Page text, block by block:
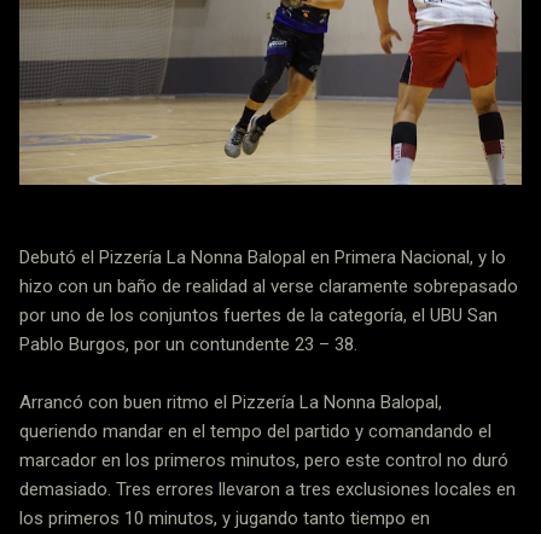
Debutó el Pizzería La Nonna Balopal en Primera Nacional, y lo
hizo con un baño de realidad al verse claramente sobrepasado
por uno de los conjuntos fuertes de la categoría, el UBU San
Pablo Burgos, por un contundente 23 – 38.
Arrancó con buen ritmo el Pizzería La Nonna Balopal,
queriendo mandar en el tempo del partido y comandando el
marcador en los primeros minutos, pero este control no duró
demasiado. Tres errores llevaron a tres exclusiones locales en
los primeros 10 minutos, y jugando tanto tiempo en